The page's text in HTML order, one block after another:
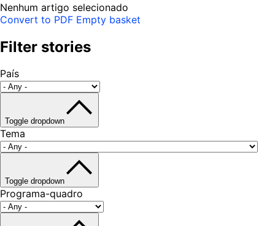
Nenhum artigo selecionado
Convert to PDF Empty basket
Filter stories
País
Toggle dropdown
Tema
Toggle dropdown
Programa-quadro